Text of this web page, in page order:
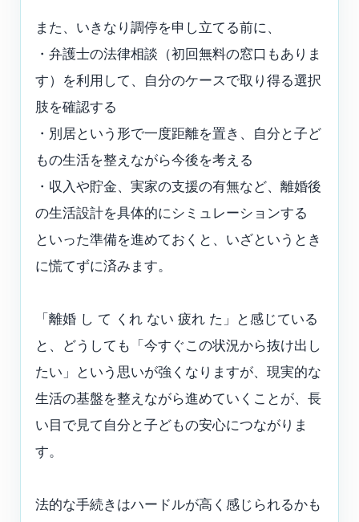
また、いきなり調停を申し立てる前に、
・弁護士の法律相談（初回無料の窓口もありま
す）を利用して、自分のケースで取り得る選択
肢を確認する
・別居という形で一度距離を置き、自分と子ど
もの生活を整えながら今後を考える
・収入や貯金、実家の支援の有無など、離婚後
の生活設計を具体的にシミュレーションする
といった準備を進めておくと、いざというとき
に慌てずに済みます。
「離婚 し て くれ ない 疲れ た」と感じている
と、どうしても「今すぐこの状況から抜け出し
たい」という思いが強くなりますが、現実的な
生活の基盤を整えながら進めていくことが、長
い目で見て自分と子どもの安心につながりま
す。
法的な手続きはハードルが高く感じられるかも